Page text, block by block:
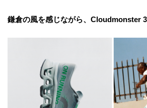
鎌倉の風を感じながら、Cloudmonster